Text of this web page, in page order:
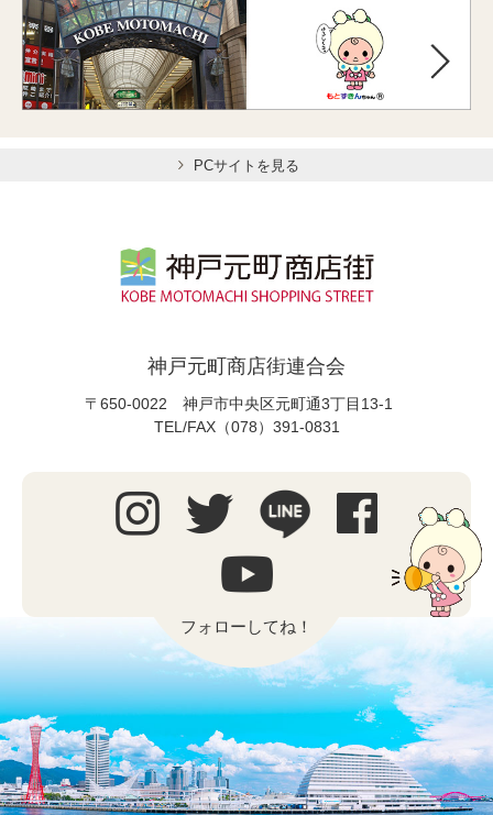
PCサイトを見る
神戸元町商店街連合会
〒650-0022 神戸市中央区元町通3丁目13-1
TEL/FAX（078）391-0831
フォローしてね！